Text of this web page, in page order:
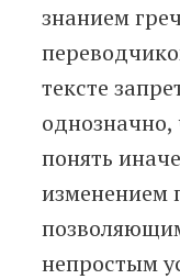
знанием
тексте
однозначно,
понять
изменением
непростым